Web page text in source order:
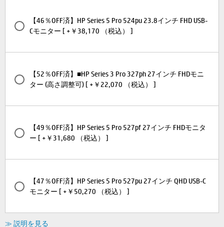
【46％OFF済】HP Series 5 Pro 524pu 23.8インチ FHD USB-
Cモニター [ +￥38,170 （税込） ]
【52％OFF済】■HP Series 3 Pro 327ph 27インチ FHDモニ
ター (高さ調整可) [ +￥22,070 （税込） ]
【49％OFF済】HP Series 5 Pro 527pf 27インチ FHDモニタ
ー [ +￥31,680 （税込） ]
【47％OFF済】HP Series 5 Pro 527pu 27インチ QHD USB-C
モニター [ +￥50,270 （税込） ]
≫ 説明を見る